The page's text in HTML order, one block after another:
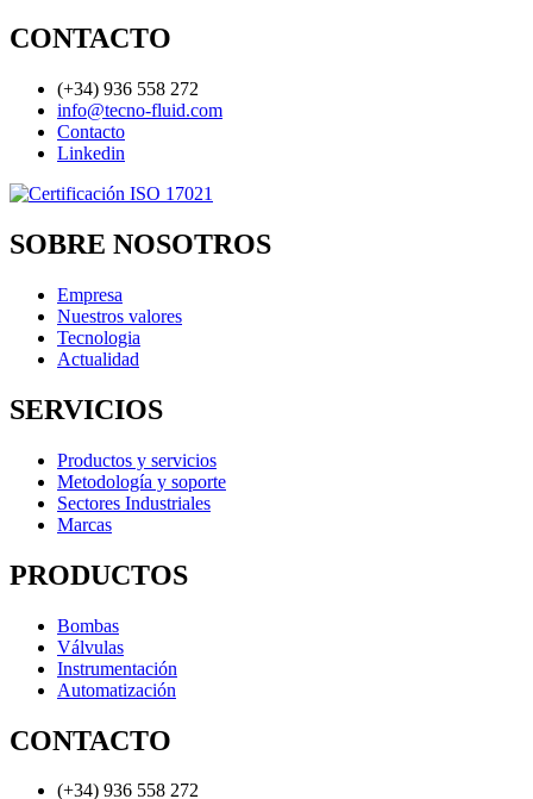
CONTACTO
(+34) 936 558 272
info@tecno-fluid.com
Contacto
Linkedin
SOBRE NOSOTROS
Empresa
Nuestros valores
Tecnologia
Actualidad
SERVICIOS
Productos y servicios
Metodología y soporte
Sectores Industriales
Marcas
PRODUCTOS
Bombas
Válvulas
Instrumentación
Automatización
CONTACTO
(+34) 936 558 272